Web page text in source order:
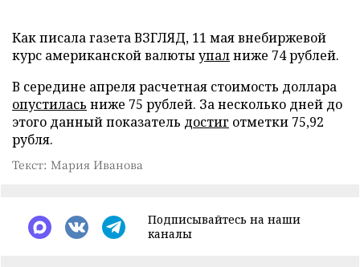
Как писала газета ВЗГЛЯД, 11 мая внебиржевой
курс американской валютыупалниже 74 рублей.
В середине апреля расчетная стоимость доллара
опустилась ниже 75 рублей. За несколько дней до
этого данный показатель достиг отметки 75,92
рубля.
Текст: Мария Иванова
Подписывайтесь на наши
каналы